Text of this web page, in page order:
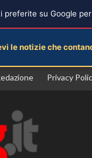
Privacy
preferite su Google
le notizie che